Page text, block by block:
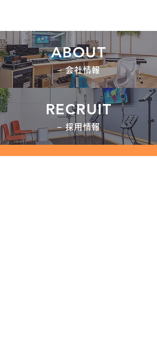
ABOUT
− 会社情報
RECRUIT
− 採用情報